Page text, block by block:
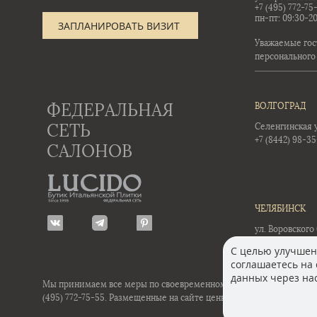
ЗАПЛАНИРОВАТЬ ВИЗИТ
+7 (495) 772-
пн-пт: 09:30-
Уважаемые
ФЕДЕРАЛЬНАЯ
СЕТЬ
САЛОНОВ
ВОЛГОГРАД
Селенгинская
+7 (8442) 98-
ЧЕЛЯБИНСК
ул. Воровского
Мы принимаем все меры по своевременному обновлению
(495) 772-75-55. Размещенные на сайте цены не являются
С целью
соглашаетесь
данных через